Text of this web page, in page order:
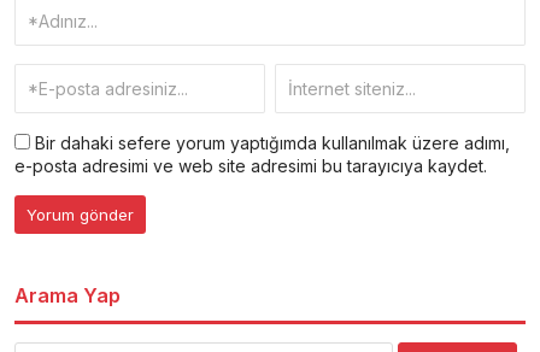
Bir dahaki sefere yorum yaptığımda kullanılmak üzere adımı,
e-posta adresimi ve web site adresimi bu tarayıcıya kaydet.
Arama Yap